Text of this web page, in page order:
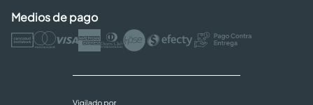
Medios de pago